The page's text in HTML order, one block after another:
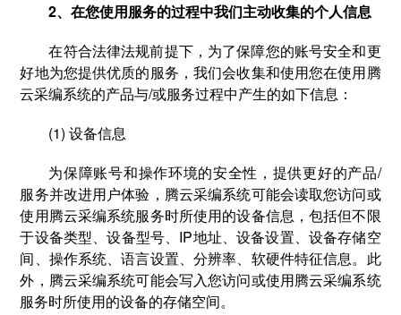
2、在您使用服务的过程中我们主动收集的个人信息
在符合法律法规前提下，为了保障您的账号安全和更
好地为您提供优质的服务，我们会收集和使用您在使用腾
云采编系统的产品与/或服务过程中产生的如下信息：
(1) 设备信息
为保障账号和操作环境的安全性，提供更好的产品/
服务并改进用户体验，腾云采编系统可能会读取您访问或
使用腾云采编系统服务时所使用的设备信息，包括但不限
于设备类型、设备型号、IP地址、设备设置、设备存储空
间、操作系统、语言设置、分辨率、软硬件特征信息。此
外，腾云采编系统可能会写入您访问或使用腾云采编系统
服务时所使用的设备的存储空间。